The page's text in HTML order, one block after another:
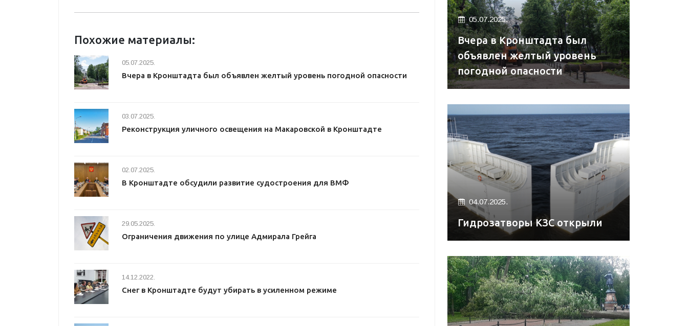
Похожие материалы:
05.07.2025.
Вчера в Кронштадта был объявлен желтый уровень погодной опасности
03.07.2025.
Реконструкция уличного освещения на Макаровской в Кронштадте
02.07.2025.
В Кронштадте обсудили развитие судостроения для ВМФ
29.05.2025.
Ограничения движения по улице Адмирала Грейга
14.12.2022.
Снег в Кронштадте будут убирать в усиленном режиме
05.07.2025.
Вчера в Кронштадта был
объявлен желтый уровень
погодной опасности
04.07.2025.
Гидрозатворы КЗС открыли